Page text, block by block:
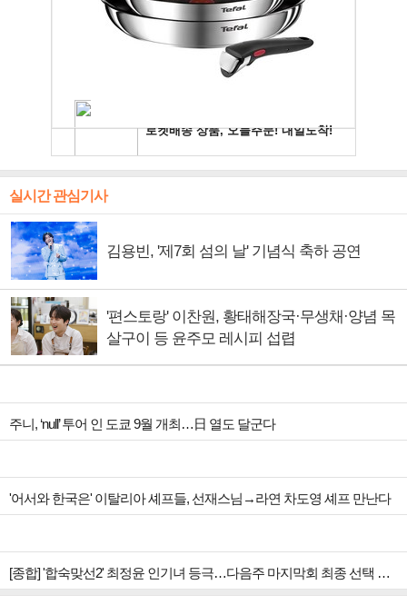
실시간 관심기사
김용빈, '제7회 섬의 날' 기념식 축하 공연
'편스토랑' 이찬원, 황태해장국·무생채·양념 목
살구이 등 윤주모 레시피 섭렵
주니, ‘null’ 투어 인 도쿄 9월 개최…日 열도 달군다
'어서와 한국은' 이탈리아 셰프들, 선재스님→라연 차도영 셰프 만난다
[종합] '합숙맞선2' 최정윤 인기녀 등극…다음주 마지막회 최종 선택 예고